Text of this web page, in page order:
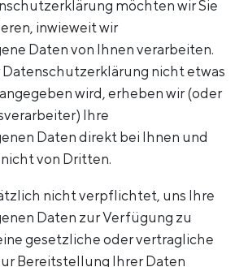
möchten wir Sie
inwieweit wir
Daten von Ihnen verarbeiten.
Datenschutzerklärung nicht etwas
wird, erheben wir (oder
Ihre
Daten direkt bei Ihnen und
von Dritten.
nicht verpflichtet, uns Ihre
Daten zur Verfügung zu
gesetzliche oder vertragliche
Bereitstellung Ihrer Daten